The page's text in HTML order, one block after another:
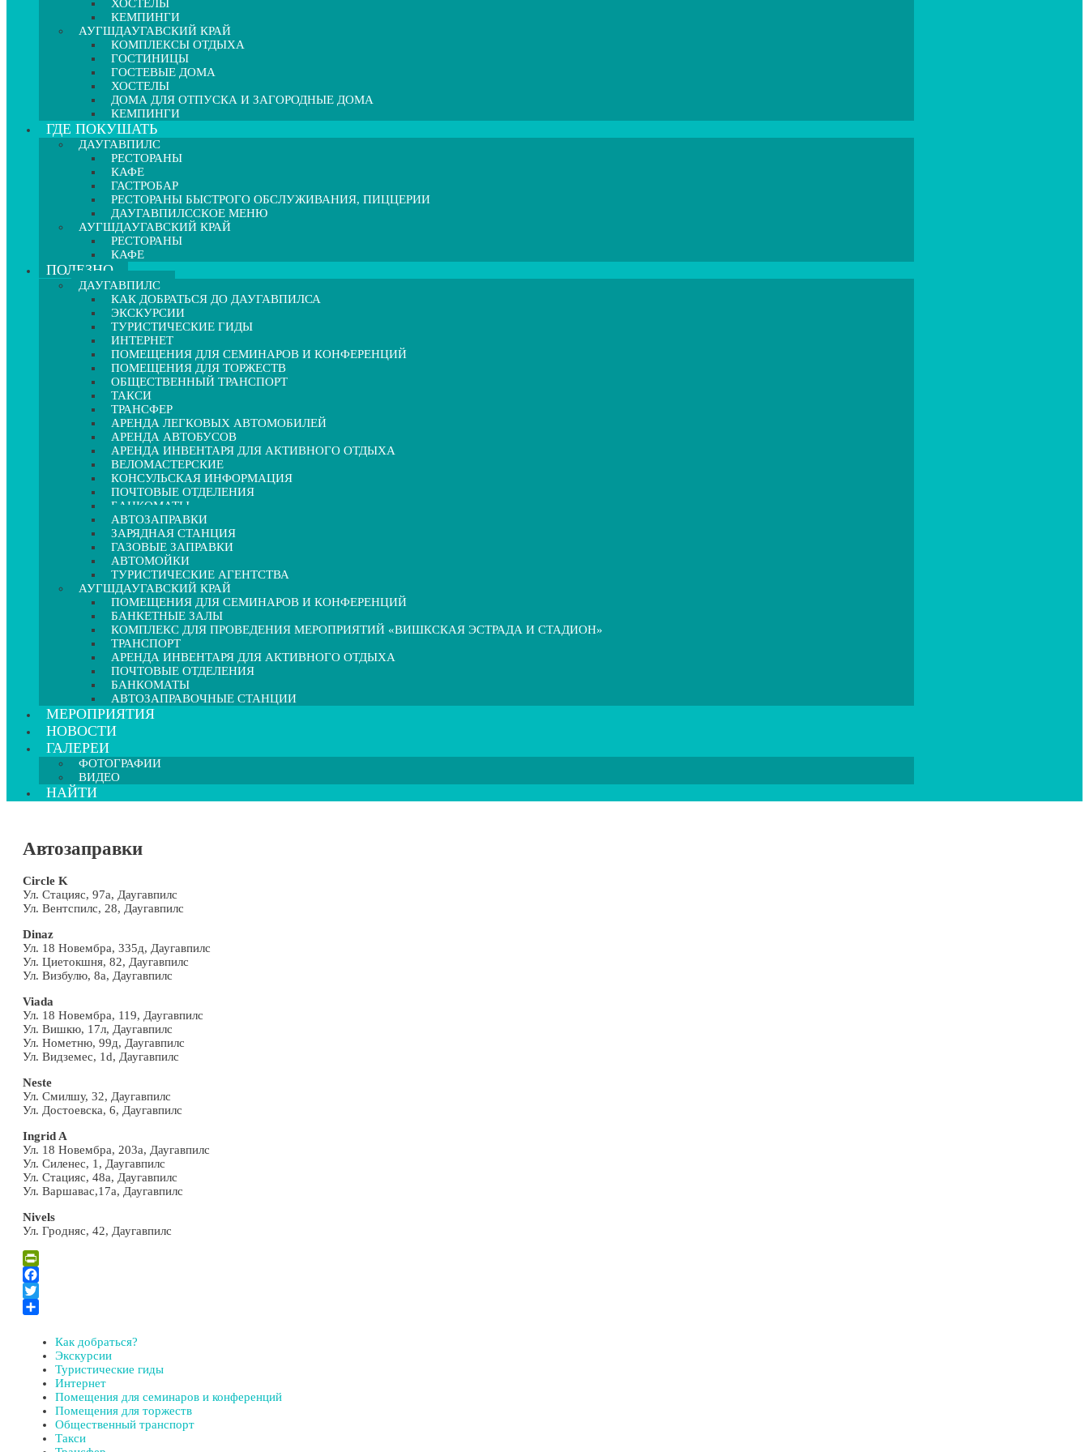
ХОСТЕЛЫ
КЕМПИНГИ
АУГШДАУГАВСКИЙ КРАЙ
КОМПЛЕКСЫ ОТДЫХА
ГОСТИНИЦЫ
ГОСТЕВЫЕ ДОМА
ХОСТЕЛЫ
ДОМА ДЛЯ ОТПУСКА И ЗАГОРОДНЫЕ ДОМА
КЕМПИНГИ
ГДЕ ПОКУШАТЬ
ДАУГАВПИЛС
РЕСТОРАНЫ
КАФЕ
ГАСТРОБАР
РЕСТОРАНЫ БЫСТРОГО ОБСЛУЖИВАНИЯ, ПИЦЦЕРИИ
ДАУГАВПИЛССКОЕ МЕНЮ
АУГШДАУГАВСКИЙ КРАЙ
РЕСТОРАНЫ
КАФЕ
ПОЛЕЗНО
ДАУГАВПИЛС
КАК ДОБРАТЬСЯ ДО ДАУГАВПИЛСА
ЭКСКУРСИИ
ТУРИСТИЧЕСКИЕ ГИДЫ
ИНТЕРНЕТ
ПОМЕЩЕНИЯ ДЛЯ СЕМИНАРОВ И КОНФЕРЕНЦИЙ
ПОМЕЩЕНИЯ ДЛЯ ТОРЖЕСТВ
ОБЩЕСТВЕННЫЙ ТРАНСПОРТ
ТАКСИ
ТРАНСФЕР
АРЕНДА ЛЕГКОВЫХ АВТОМОБИЛЕЙ
АРЕНДА АВТОБУСОВ
АРЕНДА ИНВЕНТАРЯ ДЛЯ АКТИВНОГО ОТДЫХА
ВЕЛОМАСТЕРСКИЕ
КОНСУЛЬСКАЯ ИНФОРМАЦИЯ
ПОЧТОВЫЕ ОТДЕЛЕНИЯ
БАНКОМАТЫ
АВТОЗАПРАВКИ
ЗАРЯДНАЯ СТАНЦИЯ
ГАЗОВЫЕ ЗАПРАВКИ
АВТОМОЙКИ
ТУРИСТИЧЕСКИЕ АГЕНТСТВА
АУГШДАУГАВСКИЙ КРАЙ
ПОМЕЩЕНИЯ ДЛЯ СЕМИНАРОВ И КОНФЕРЕНЦИЙ
БАНКЕТНЫЕ ЗАЛЫ
КОМПЛЕКС ДЛЯ ПРОВЕДЕНИЯ МЕРОПРИЯТИЙ «ВИШКСКАЯ ЭСТРАДА И СТАДИОН»
ТРАНСПОРТ
АРЕНДА ИНВЕНТАРЯ ДЛЯ АКТИВНОГО ОТДЫХА
ПОЧТОВЫЕ ОТДЕЛЕНИЯ
БАНКОМАТЫ
АВТОЗАПРАВОЧНЫЕ СТАНЦИИ
МЕРОПРИЯТИЯ
НОВОСТИ
ГАЛЕРЕИ
ФОТОГРАФИИ
ВИДЕО
НАЙТИ
Автозаправки
Circle K
Ул. Стацияс, 97a, Даугавпилс
Ул. Вентспилс, 28, Даугавпилс
Dinaz
Ул. 18 Новембра, 335д, Даугавпилс
Ул. Циетокшня, 82, Даугавпилс
Ул. Визбулю, 8a, Даугавпилс
Viada
Ул. 18 Новембра, 119, Даугавпилс
Ул. Вишкю, 17л, Даугавпилс
Ул. Нометню, 99д, Даугавпилс
Ул. Видземес, 1d, Даугавпилс
Neste
Ул. Смилшу, 32, Даугавпилс
Ул. Достоевска, 6, Даугавпилс
Ingrid A
Ул. 18 Новембра, 203a, Даугавпилс
Ул. Силенес, 1, Даугавпилс
Ул. Стацияс, 48a, Даугавпилс
Ул. Варшавас,17a, Даугавпилс
Nivels
Ул. Гродняс, 42, Даугавпилс
PrintFriendly
Facebook
Twitter
Как добраться?
Экскурсии
Туристические гиды
Интернет
Помещения для семинаров и конференций
Помещения для торжеств
Общественный транспорт
Такси